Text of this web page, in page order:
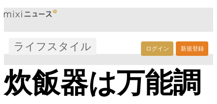
ログイン 新規登録
ライフスタイル
炊飯器は万能調